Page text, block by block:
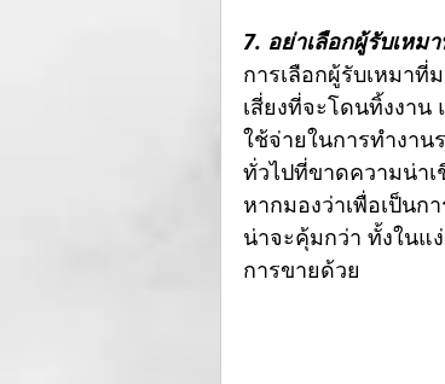
7. อย่าเลือกผู้รับเห
การเลือกผู้รับเหมา
เสี่ยงที่จะโดนทิ้งงา
ใช้จ่ายในการทำงาน
ทั่วไปที่ขาดความน่า
หากมองว่าเพื่อเป็นก
น่าจะคุ้มกว่า ทั้งในแ
การขายด้วย